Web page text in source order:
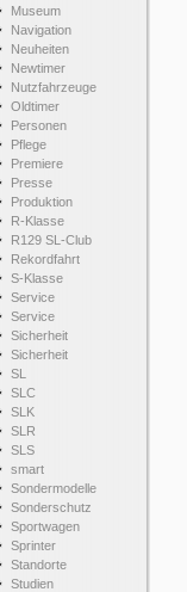
Museum
Navigation
Neuheiten
Newtimer
Nutzfahrzeuge
Oldtimer
Personen
Pflege
Premiere
Presse
Produktion
R-Klasse
R129 SL-Club
Rekordfahrt
S-Klasse
Service
Service
Sicherheit
Sicherheit
SL
SLC
SLK
SLR
SLS
smart
Sondermodelle
Sonderschutz
Sportwagen
Sprinter
Standorte
Studien